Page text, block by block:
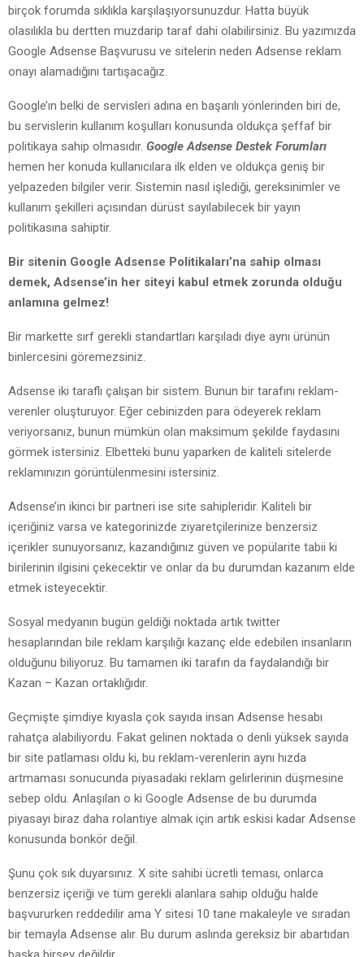
birçok forumda sıklıkla karşılaşıyorsunuzdur. Hatta büyük
olasılıkla bu dertten muzdarip taraf dahi olabilirsiniz. Bu yazımızda
Google Adsense Başvurusu ve sitelerin neden Adsense reklam
onayı alamadığını tartışacağız.
Google’ın belki de servisleri adına en başarılı yönlerinden biri de,
bu servislerin kullanım koşulları konusunda oldukça şeffaf bir
politikaya sahip olmasıdır. Google Adsense Destek Forumları
hemen her konuda kullanıcılara ilk elden ve oldukça geniş bir
yelpazeden bilgiler verir. Sistemin nasıl işlediği, gereksinimler ve
kullanım şekilleri açısından dürüst sayılabilecek bir yayın
politikasına sahiptir.
Bir sitenin Google Adsense Politikaları’na sahip olması
demek, Adsense’in her siteyi kabul etmek zorunda olduğu
anlamına gelmez!
Bir markette sırf gerekli standartları karşıladı diye aynı ürünün
binlercesini göremezsiniz.
Adsense iki taraflı çalışan bir sistem. Bunun bir tarafını reklam-
verenler oluşturuyor. Eğer cebinizden para ödeyerek reklam
veriyorsanız, bunun mümkün olan maksimum şekilde faydasını
görmek istersiniz. Elbetteki bunu yaparken de kaliteli sitelerde
reklamınızın görüntülenmesini istersiniz.
Adsense’in ikinci bir partneri ise site sahipleridir. Kaliteli bir
içeriğiniz varsa ve kategorinizde ziyaretçilerinize benzersiz
içerikler sunuyorsanız, kazandığınız güven ve popülarite tabii ki
birilerinin ilgisini çekecektir ve onlar da bu durumdan kazanım elde
etmek isteyecektir.
Sosyal medyanın bugün geldiği noktada artık twitter
hesaplarından bile reklam karşılığı kazanç elde edebilen insanların
olduğunu biliyoruz. Bu tamamen iki tarafın da faydalandığı bir
Kazan – Kazan ortaklığıdır.
Geçmişte şimdiye kıyasla çok sayıda insan Adsense hesabı
rahatça alabiliyordu. Fakat gelinen noktada o denli yüksek sayıda
bir site patlaması oldu ki, bu reklam-verenlerin aynı hızda
artmaması sonucunda piyasadaki reklam gelirlerinin düşmesine
sebep oldu. Anlaşılan o ki Google Adsense de bu durumda
piyasayı biraz daha rolantiye almak için artık eskisi kadar Adsense
konusunda bonkör değil.
Şunu çok sık duyarsınız. X site sahibi ücretli teması, onlarca
benzersiz içeriği ve tüm gerekli alanlara sahip olduğu halde
başvururken reddedilir ama Y sitesi 10 tane makaleyle ve sıradan
bir temayla Adsense alır. Bu durum aslında gereksiz bir abartıdan